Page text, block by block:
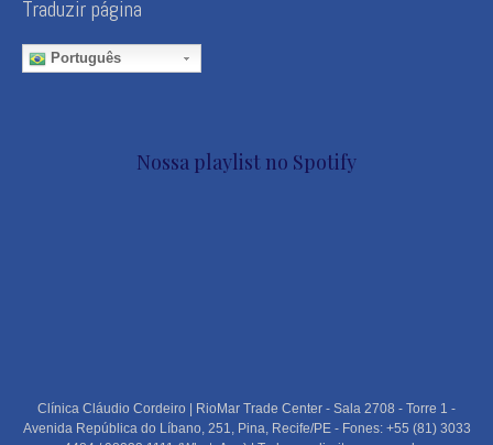
Traduzir página
Português
Nossa playlist no Spotify
Clínica Cláudio Cordeiro | RioMar Trade Center - Sala 2708 - Torre 1 -
Avenida República do Líbano, 251, Pina, Recife/PE - Fones: +55 (81) 3033